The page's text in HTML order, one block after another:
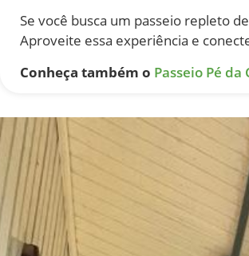
Se você busca um passeio repleto
Aproveite essa experiência e
Conheça também o Passeio Pé da